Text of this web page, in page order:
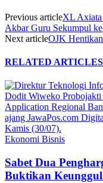
Previous articleXL Axiata
Akbar Guru Sekumpul
Next articleOJK
RELATED ARTICLES
Ekonomi Bisnis
Sabet Dua
Buktikan